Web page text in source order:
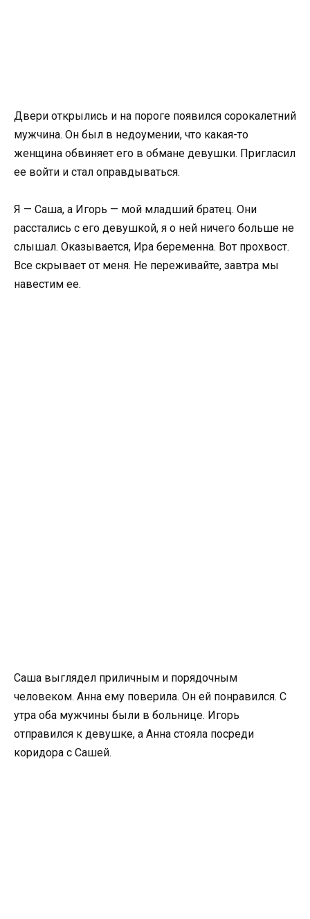
Двери открылись и на пороге появился сорокалетний
мужчина. Он был в недоумении, что какая-то
женщина обвиняет его в обмане девушки. Пригласил
ее войти и стал оправдываться.
Я — Саша, а Игорь — мой младший братец. Они
расстались с его девушкой, я о ней ничего больше не
слышал. Оказывается, Ира беременна. Вот прохвост.
Все скрывает от меня. Не переживайте, завтра мы
навестим ее.
Саша выглядел приличным и порядочным
человеком. Анна ему поверила. Он ей понравился. С
утра оба мужчины были в больнице. Игорь
отправился к девушке, а Анна стояла посреди
коридора с Сашей.